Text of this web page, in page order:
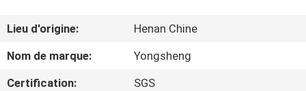
AU
SUJET
DE
Lieu d'origine:
Henan Chine
Nom de marque:
Yongsheng
Certification:
SGS